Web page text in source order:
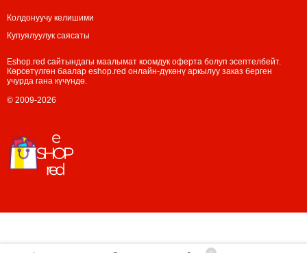
Колдонуучу келишими
Купуялуулук саясаты
Eshop.red сайтындагы маалымат коомдук оферта болуп эсептелбейт.
Көрсөтүлгөн баалар eshop.red онлайн-дүкөнү аркылуу заказ берген
учурда гана күчүндө.
© 2009-2026